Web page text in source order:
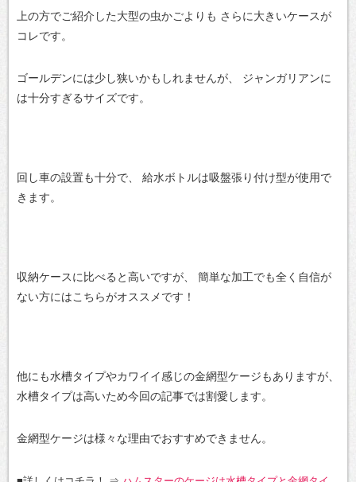
上の方でご紹介した大型の虫かごよりも さらに大きいケースが
コレです。
ゴールデンには少し狭いかもしれませんが、
ジャンガリアンに
は十分すぎるサイズです。
回し車の設置も十分で、
給水ボトルは吸盤張り付け型が使用で
きます。
収納ケースに比べると高いですが、
簡単な加工でも全く自信が
ない方にはこちらがオススメです！
他にも水槽タイプやカワイイ感じの金網型ケージもありますが、
水槽タイプは高いため今回の記事では割愛します。
金網型ケージは様々な理由でおすすめできません。